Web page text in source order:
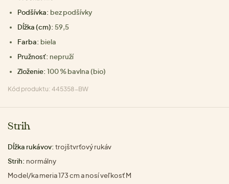
Podšívka: bez podšívky
Dĺžka (cm): 59,5
Farba: biela
Pružnosť: nepruží
Zloženie: 100 % bavlna (bio)
Kód produktu: 445358-BW
Strih
Dĺžka rukávov: trojštvrťový rukáv
Strih: normálny
Model/ka meria 173 cm a nosí veľkosť M